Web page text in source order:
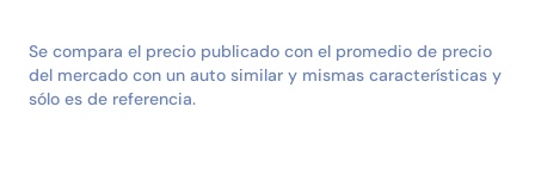
Se compara el precio publicado con el promedio de precio
del mercado con un auto similar y mismas características y
sólo es de referencia.